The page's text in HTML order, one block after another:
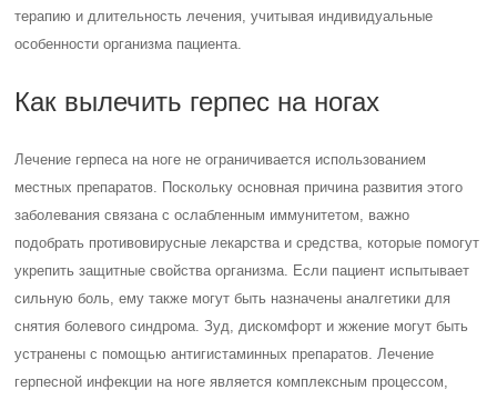
терапию и длительность лечения, учитывая индивидуальные
особенности организма пациента.
Как вылечить герпес на ногах
Лечение герпеса на ноге не ограничивается использованием
местных препаратов. Поскольку основная причина развития этого
заболевания связана с ослабленным иммунитетом, важно
подобрать противовирусные лекарства и средства, которые помогут
укрепить защитные свойства организма. Если пациент испытывает
сильную боль, ему также могут быть назначены аналгетики для
снятия болевого синдрома. Зуд, дискомфорт и жжение могут быть
устранены с помощью антигистаминных препаратов. Лечение
герпесной инфекции на ноге является комплексным процессом,